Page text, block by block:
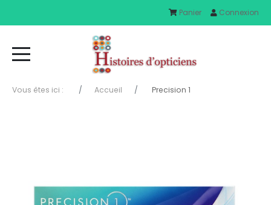
Panier Connexion
Vous êtes ici : Accueil Precision 1